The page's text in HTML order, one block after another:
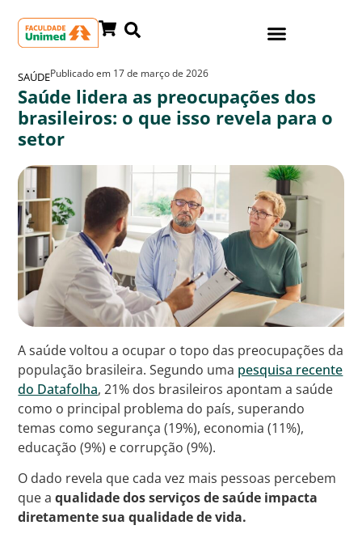
SAÚDEPublicado em 17 de março de 2026
Saúde lidera as preocupações dos
brasileiros: o que isso revela para o
setor
A saúde voltou a ocupar o topo das preocupações da
população brasileira. Segundo uma pesquisa recente
do Datafolha, 21% dos brasileiros apontam a saúde
como o principal problema do país, superando
temas como segurança (19%), economia (11%),
educação (9%) e corrupção (9%).
O dado revela que cada vez mais pessoas percebem
que aqualidade dos serviços de saúde impacta
diretamente sua qualidade de vida.